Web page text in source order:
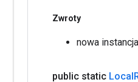
Zwroty
nowa
public static Local